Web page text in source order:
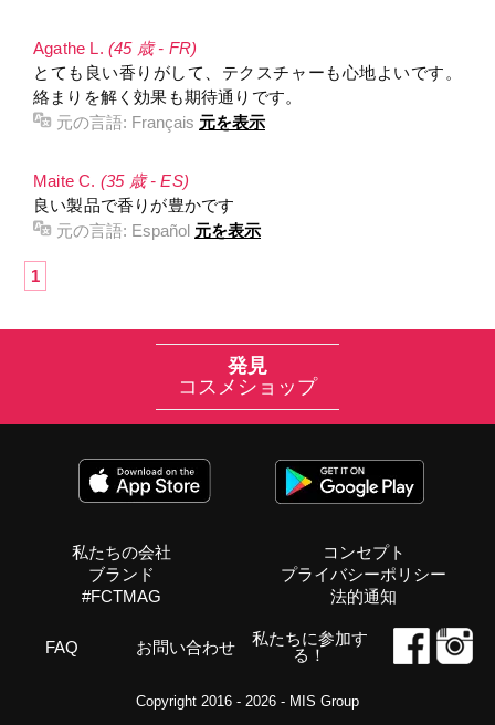
Agathe L. (45 歳 - FR)
とても良い香りがして、テクスチャーも心地よいです。
絡まりを解く効果も期待通りです。
元の言語: Français 元を表示
Maite C. (35 歳 - ES)
良い製品で香りが豊かです
元の言語: Español 元を表示
1
発見
コスメショップ
私たちの会社
ブランド
#FCTMAG
コンセプト
プライバシーポリシー
法的通知
FAQ お問い合わせ
私たちに参加す
る！
Copyright 2016 - 2026 - MIS Group